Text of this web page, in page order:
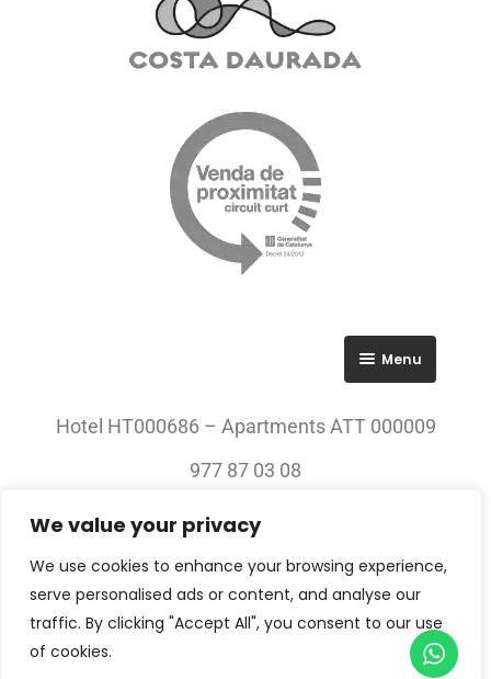
We value your privacy
We use cookies to enhance your browsing experience,
serve personalised ads or content, and analyse our
traffic. By clicking "Accept All", you consent to our use
of cookies.
Menu
Hotel HT000686 – Apartments ATT 000009
977 87 03 08
© 2023 All rights Reserved. Villa Engràcia